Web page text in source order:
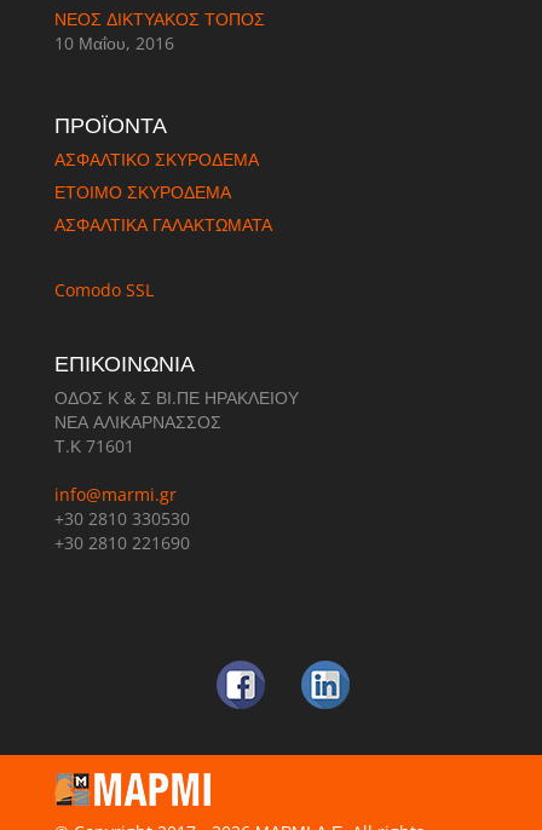
ΝΈΟΣ ΔΙΚΤΥΑΚΌΣ ΤΌΠΟΣ
10 Μαΐου, 2016
ΠΡΟΪΟΝΤΑ
ΑΣΦΑΛΤΙΚΟ ΣΚΥΡΟΔΕΜΑ
ΈΤΟΙΜΟ ΣΚΥΡΟΔΕΜΑ
ΑΣΦΑΛΤΙΚΑ ΓΑΛΑΚΤΩΜΑΤΑ
Comodo SSL
ΕΠΙΚΟΙΝΩΝΙΑ
ΟΔΟΣ Κ & Σ ΒΙ.ΠΕ ΗΡΑΚΛΕΙΟΥ
ΝΕΑ ΑΛΙΚΑΡΝΑΣΣΟΣ
Τ.Κ 71601
info@marmi.gr
+30 2810 330530
+30 2810 221690